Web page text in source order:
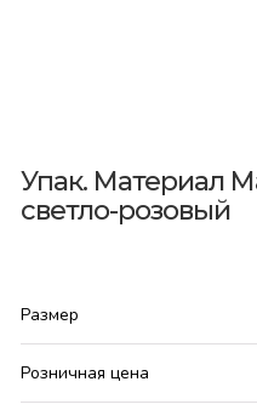
Упак. Материал
светло-розовый
Размер
Розничная цена